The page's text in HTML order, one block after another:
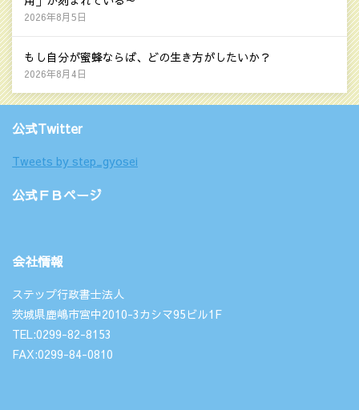
2026年8月5日
もし自分が蜜蜂ならば、どの生き方がしたいか？
2026年8月4日
公式Twitter
Tweets by step_gyosei
公式ＦＢページ
会社情報
ステップ行政書士法人
茨城県鹿嶋市宮中2010-3カシマ95ビル1F
TEL:0299-82-8153
FAX:0299-84-0810